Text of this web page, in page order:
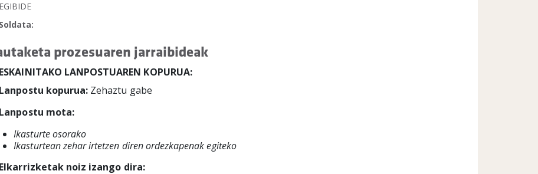
EGIBIDE
Soldata:
prozesuaren jarraibideak
ESKAINITAKO LANPOSTUAREN KOPURUA:
Lanpostu kopurua: Zehaztu gabe
Lanpostu mota:
Ikasturte osorako
Ikasturtean zehar irtetzen diren ordezkapenak egiteko
Elkarrizketak noiz izango dira: